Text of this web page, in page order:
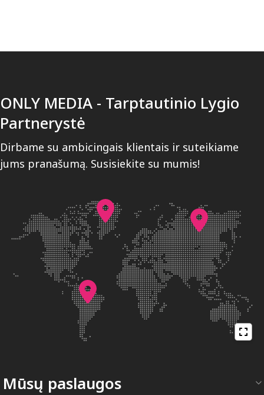
ONLY MEDIA - Tarptautinio Lygio
Partnerystė
Dirbame su ambicingais klientais ir suteikiame
jums pranašumą. Susisiekite su mumis!
Mūsų paslaugos